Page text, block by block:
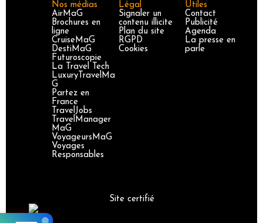
Nos médias
AirMaG
Brochures en
ligne
CruiseMaG
DestiMaG
Futuroscopie
La Travel Tech
LuxuryTravelMa
G
Partez en
France
TravelJobs
TravelManager
MaG
VoyageursMaG
Voyages
Responsables
Légal
Signaler un
contenu illicite
Plan du site
RGPD
Cookies
Utiles
Contact
Publicité
Agenda
La presse en
parle
Site certifié